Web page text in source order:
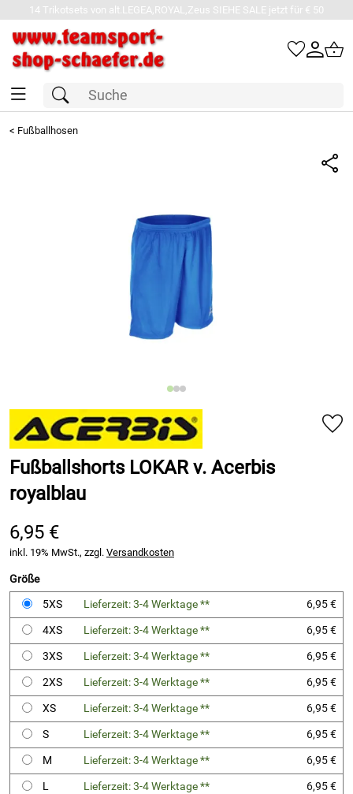
14 Trikotsets von alt.LEGEA,ROYAL,Zeus SIEHE SALE jetzt für € 50
< Fußballhosen
Fußballshorts LOKAR v. Acerbis
royalblau
6,95 €
inkl. 19% MwSt., zzgl. Versandkosten
Größe
5XS
Lieferzeit: 3-4 Werktage **
6,95 €
4XS
Lieferzeit: 3-4 Werktage **
6,95 €
3XS
Lieferzeit: 3-4 Werktage **
6,95 €
2XS
Lieferzeit: 3-4 Werktage **
6,95 €
XS
Lieferzeit: 3-4 Werktage **
6,95 €
S
Lieferzeit: 3-4 Werktage **
6,95 €
M
Lieferzeit: 3-4 Werktage **
6,95 €
L
Lieferzeit: 3-4 Werktage **
6,95 €